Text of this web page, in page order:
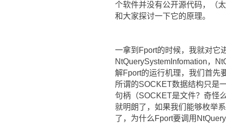
个软件并没有公开源代码，（
和大家探讨一下它的原理。
一拿到Fport的时候，我就对它
NtQuerySystemInfomation，
解Fport的运行机理，我们首先
所谓的SOCKET数据结构只是
句柄（SOCKET是文件？奇怪
就明朗了，如果我们能够枚举
了，为什么Fport要调用